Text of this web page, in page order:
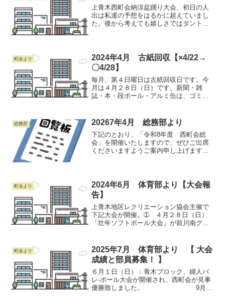
上青木西町会納涼盆踊り大会、初日の人
出は私達の予想をはるかに超えていまし
た。後から考えても嬉しさではダントツ
が、スタッフ皆様のすばらしい...
町会より
2024年4月 古紙回収【×4/22→
〇4/28】
毎月、第４日曜日は古紙回収日です。今
月は４月２８日（日）です。新聞・雑
誌・本・段ボール・アルミ缶は、ゴミス
せん。アルミ缶はつぶさずに出し、又吸
い殻や他の物（スチ-ル缶、...
総務部 20267年4月 総務部より
下記のとおり、「令和8年度 西町会総
会」を開催いたしますので、ぜひご出席
くださいますようご案内申し上げます。
成しております...
町会より
2024年6月 体育部より【大会報
告】
上青木地区レクリエーション協会主催で
下記大会が開催。➀ ４月２８日（日）
「壮年ソフトボール大会」が前川南グラ
ボール大会」が川口体育武道センターで
開催され上青木西町会...
町会より
2025年7月 体育部より 【 大会
成績と部員募集！ 】
６月１日（日）：青木ブロック、婦人バ
レ-ボール大会が開催され、西町会が見事
優勝致しました。 9月7